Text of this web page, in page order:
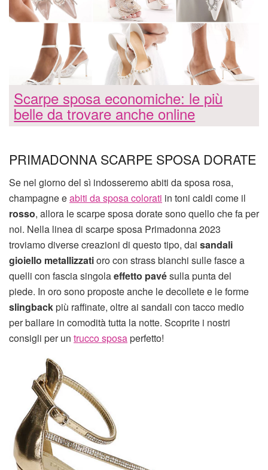
Scarpe sposa economiche: le più
belle da trovare anche online
PRIMADONNA SCARPE SPOSA DORATE
Se nel giorno del sì indosseremo abiti da sposa rosa,
champagne eabiti da sposa colorati in toni caldi come il
rosso, allora le scarpe sposa dorate sono quello che fa per
noi. Nella linea di scarpe sposa Primadonna 2023
troviamo diverse creazioni di questo tipo, dai sandali
gioiello metallizzatioro con strass bianchi sulle fasce a
quelli con fascia singolaeffetto pavésulla punta del
piede. In oro sono proposte anche le decollete e le forme
slingbackpiù raffinate, oltre ai sandali con tacco medio
per ballare in comodità tutta la notte. Scoprite i nostri
consigli per un trucco sposaperfetto!